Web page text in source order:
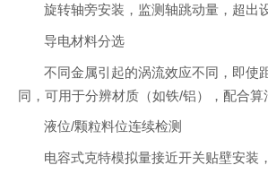
旋转轴旁安装，监测轴跳动量，超出
导电材料分选
不同金属引起的涡流效应不同，即使
同，可用于分辨材质（如铁/铝），配合算
液位/颗粒料位连续检测
电容式克特模拟量接近开关贴壁安装